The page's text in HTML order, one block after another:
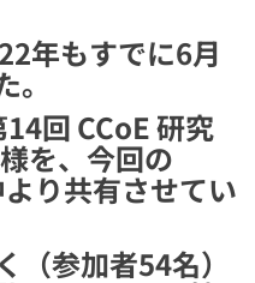
年もすでに6月
回 CCoE 研究
を、今回の
り共有させてい
参加者54名）